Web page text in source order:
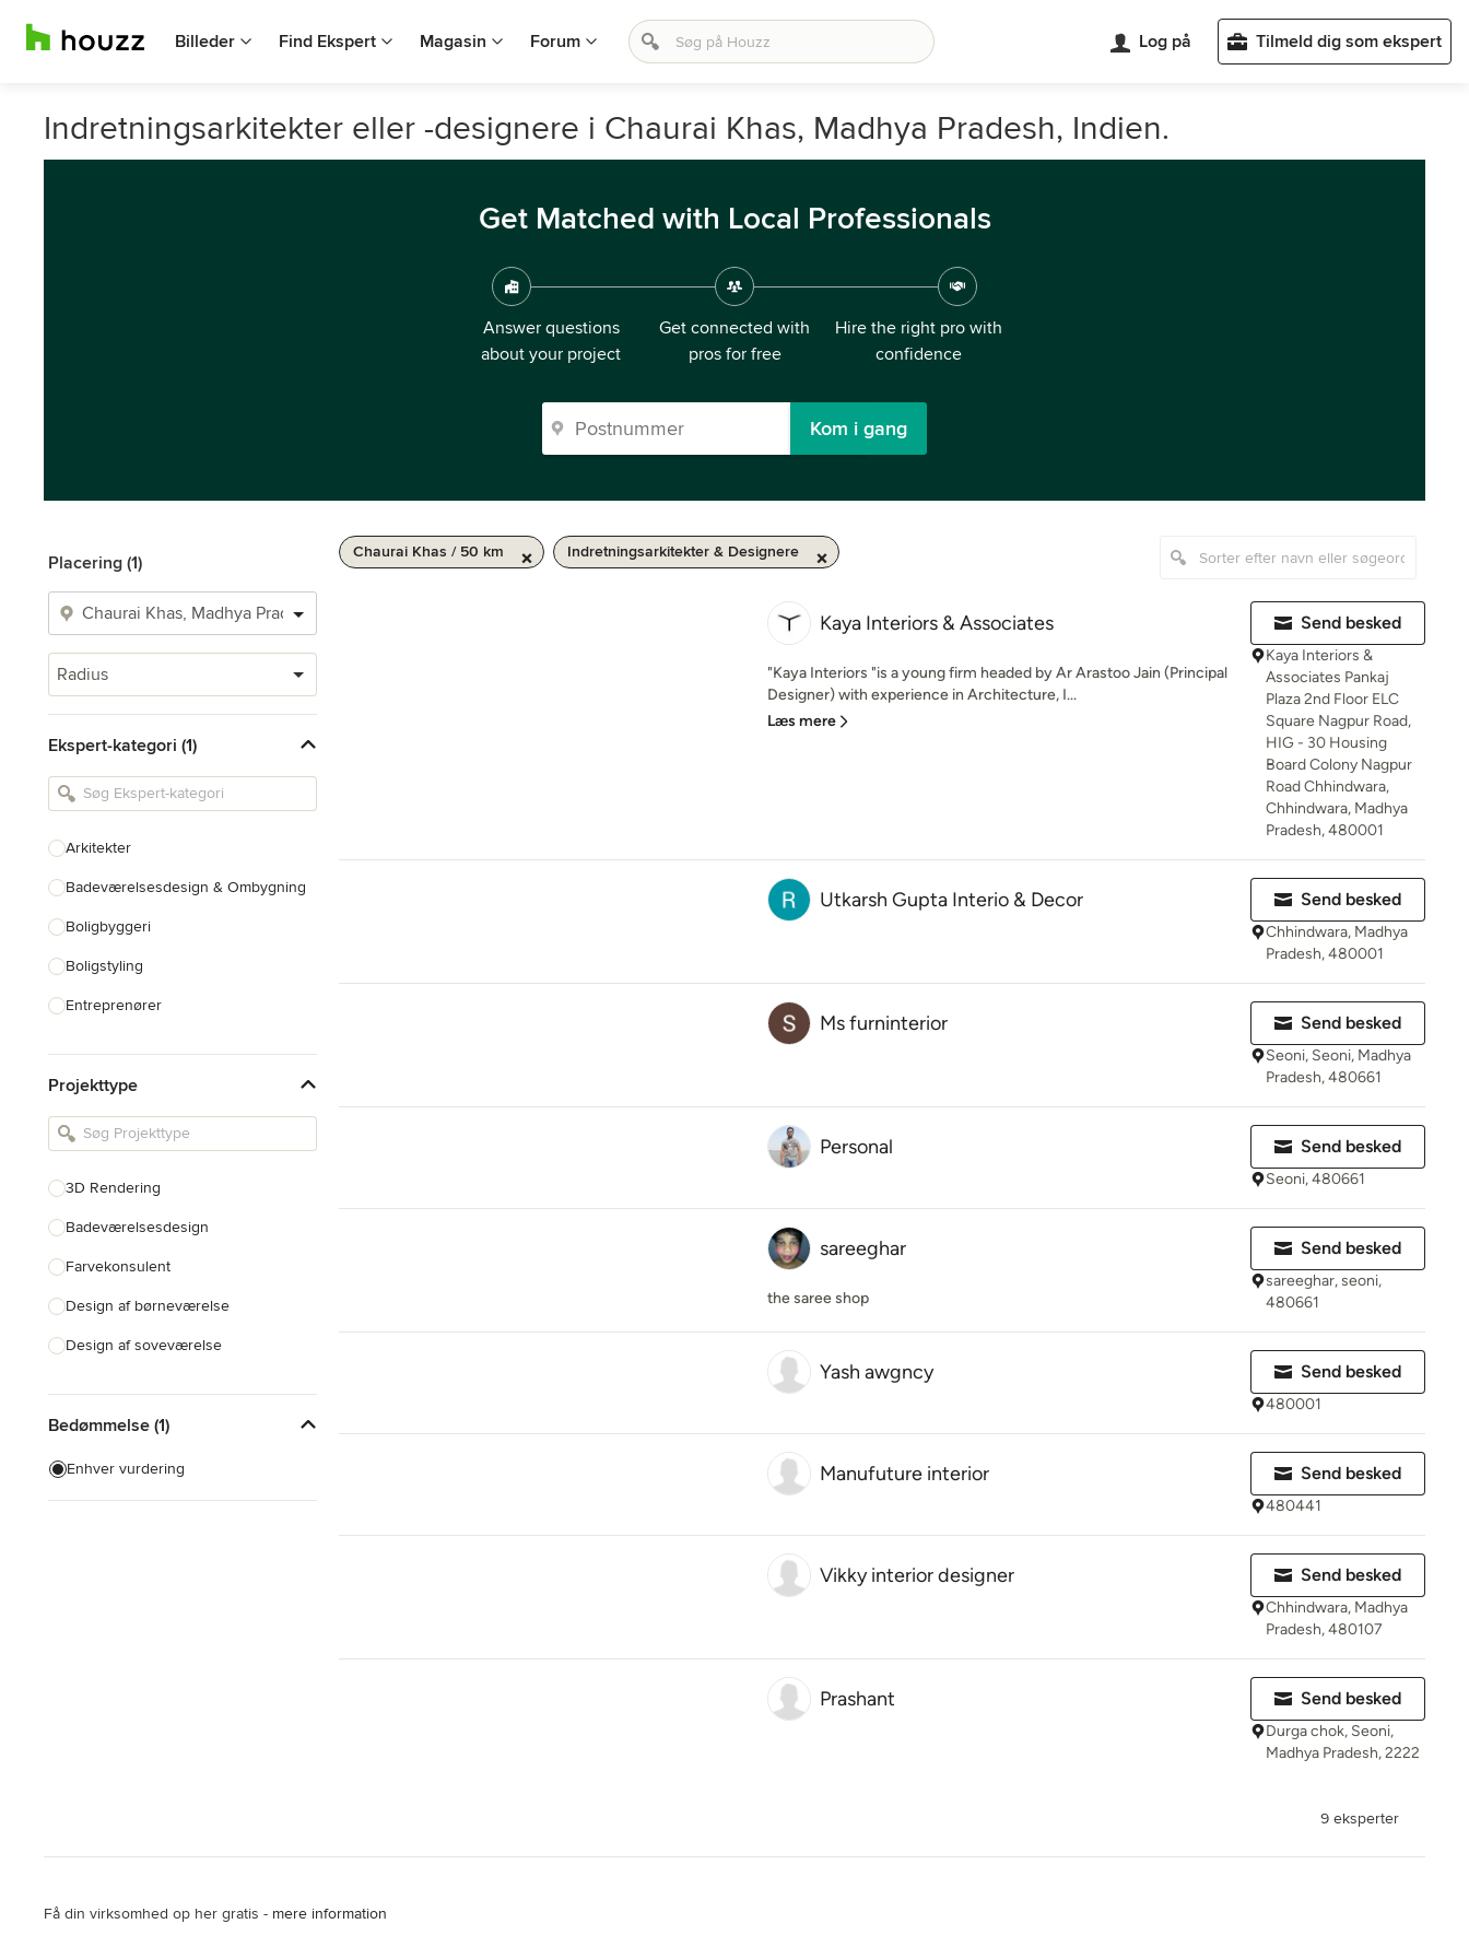
Billeder Find Ekspert Magasin Forum Log på Tilmeld dig som ekspert
Indretningsarkitekter eller -designere i Chaurai Khas, Madhya Pradesh, Indien.
Get Matched with Local Professionals
Answer questions
about your project
Get connected with
pros for free
Hire the right pro with
confidence
Kom i gang
Placering (1)
Radius
Ekspert-kategori (1)
Arkitekter
Badeværelsesdesign & Ombygning
Boligbyggeri
Boligstyling
Entreprenører
Indretningsarkitekter & Designere
Køkkendesign & Ombygning
Havedesignere
Produktdesignere
Vis alle
Projekttype
3D Rendering
Badeværelsesdesign
Farvekonsulent
Design af børneværelse
Design af soveværelse
Design af dagligstue
Vis alle
Bedømmelse (1)
Enhver vurdering
Chaurai Khas / 50 km Indretningsarkitekter & Designere
Kaya Interiors & Associates
"Kaya Interiors "is a young firm headed by Ar Arastoo Jain (Principal
Designer) with experience in Architecture, I...
Læs mere
Send besked
Kaya Interiors &
Associates Pankaj
Plaza 2nd Floor ELC
Square Nagpur Road,
HIG - 30 Housing
Board Colony Nagpur
Road Chhindwara,
Chhindwara, Madhya
Pradesh, 480001
Utkarsh Gupta Interio & Decor Send besked
Chhindwara, Madhya
Pradesh, 480001
Ms furninterior Send besked
Seoni, Seoni, Madhya
Pradesh, 480661
Personal Send besked
Seoni, 480661
sareeghar
the saree shop
Send besked
sareeghar, seoni,
480661
Yash awgncy Send besked
480001
Manufuture interior Send besked
480441
Vikky interior designer Send besked
Chhindwara, Madhya
Pradesh, 480107
Prashant Send besked
Durga chok, Seoni,
Madhya Pradesh, 2222
9 eksperter
Få din virksomhed op her gratis - mere information